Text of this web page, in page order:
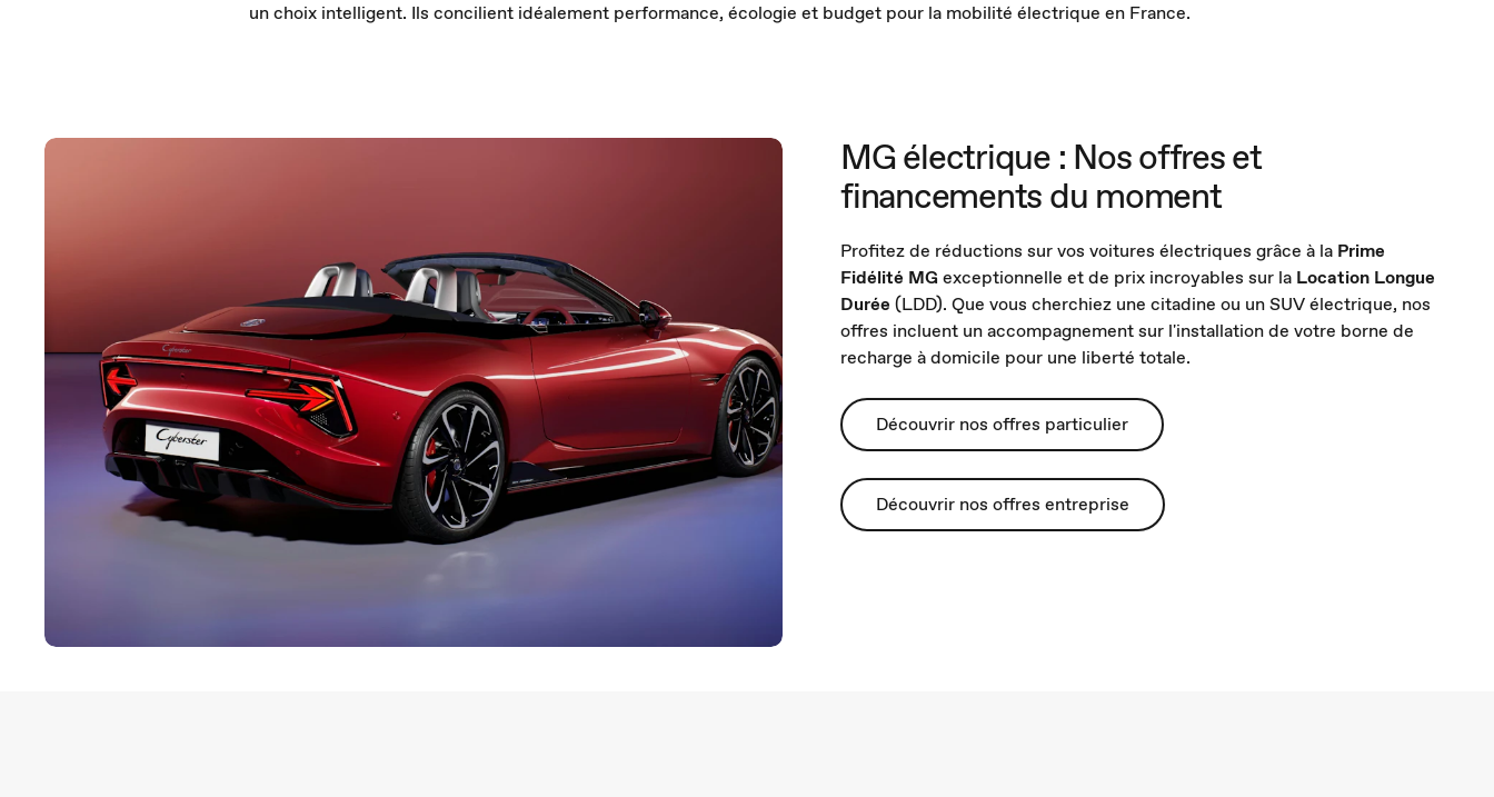
un choix intelligent. Ils concilient idéalement performance, écologie et budget pour la mobilité électrique en France.
MG électrique : Nos offres et
financements du moment
Profitez de réductions sur vos voitures électriques grâce à la Prime
Fidélité MG exceptionnelle et de prix incroyables sur la Location Longue
Durée (LDD). Que vous cherchiez une citadine ou un SUV électrique, nos
offres incluent un accompagnement sur l'installation de votre borne de
recharge à domicile pour une liberté totale.
Découvrir nos offres particulier
Découvrir nos offres entreprise